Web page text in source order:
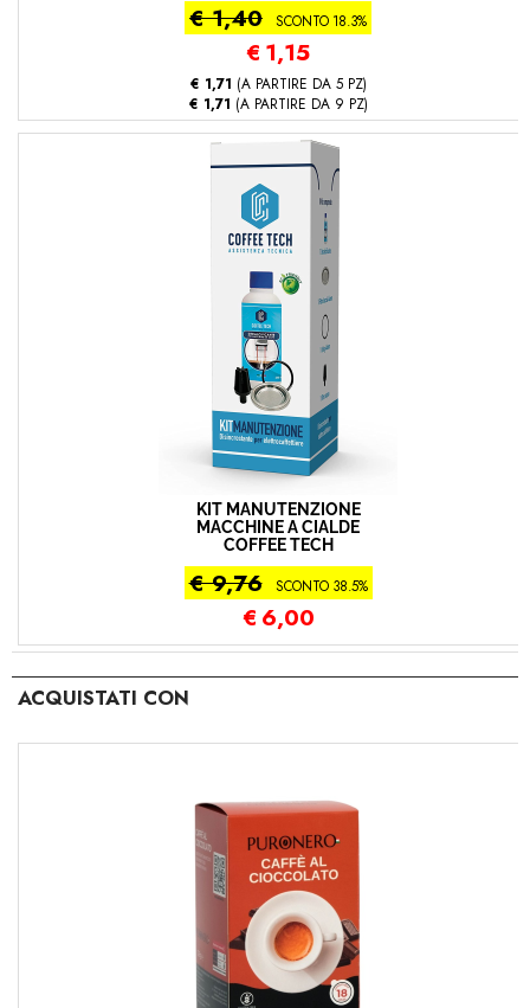
€ 1,40 SCONTO 18.3%
€ 1,15
€ 1,71 (A PARTIRE DA 5 PZ)
€ 1,71 (A PARTIRE DA 9 PZ)
KIT MANUTENZIONE
MACCHINE A CIALDE
COFFEE TECH
€ 9,76 SCONTO 38.5%
€ 6,00
ACQUISTATI CON